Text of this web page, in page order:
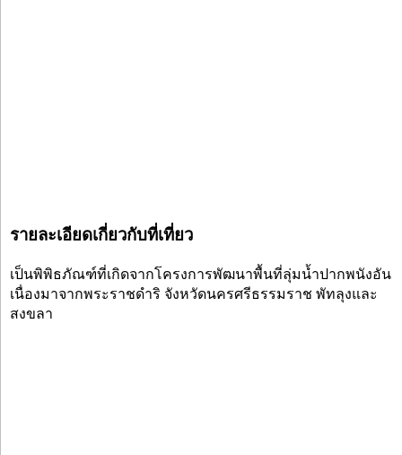
รายละเอียดเกี่ยวกับที่เที่ยว
เป็นพิพิธภัณฑ์ที่เกิดจากโครงการพัฒนาพื้นที่ลุ่มน้ำปากพนังอัน
เนื่องมาจากพระราชดำริ จังหวัดนครศรีธรรมราช พัทลุงและ
สงขลา